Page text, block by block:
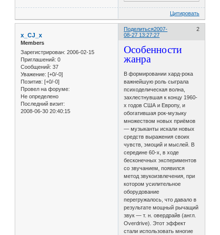
Цитировать
Поделиться 2
2007-
08-27 13:27:27
x_CJ_x
Members
Зарегистрирован: 2006-02-15
Приглашений: 0
Сообщений: 37
Уважение: [+0/-0]
Позитив: [+0/-0]
Провел на форуме:
Не определено
Последний визит:
2008-06-30 20:40:15
Особенности
жанра
В формировании хард-рока
важнейшую роль сыграла
психоделическая волна,
захлестнувшая к концу 1960-
х годов США и Европу, и
обогатившая рок-музыку
множеством новых приёмов
— музыканты искали новых
средств выражения своих
чувств, эмоций и мыслей. В
середине 60-х, в ходе
бесконечных экспериментов
со звучанием, появился
метод звукоизвлечения, при
котором усилительное
оборудование
перегружалось, что давало в
результате мощный рычащий
звук — т. н. овердрайв (англ.
Overdrive). Этот эффект
стали использовать многие